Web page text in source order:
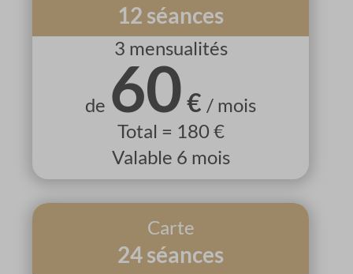
12 séances
3 mensualités
de 60€ / mois
Total = 180 €
Valable 6 mois
Carte
24 séances